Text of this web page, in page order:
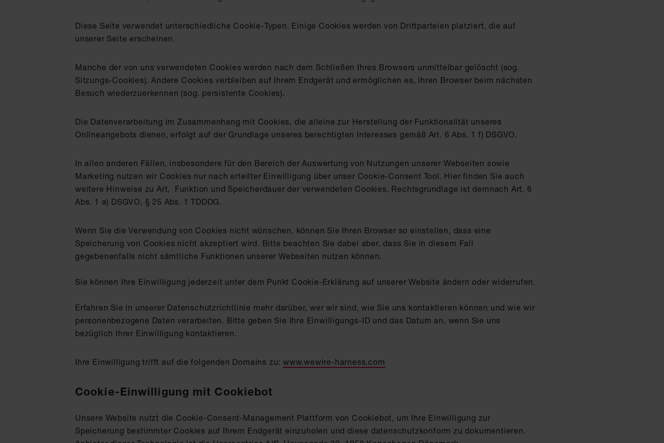
Diese Seite verwendet unterschiedliche Cookie-Typen. Einige Cookies werden von Drittparteien platziert, die auf
unserer Seite erscheinen.
Manche der von uns verwendeten Cookies werden nach dem Schließen Ihres Browsers unmittelbar gelöscht (sog.
Sitzungs-Cookies). Andere Cookies verbleiben auf Ihrem Endgerät und ermöglichen es, Ihren Browser beim nächsten
Besuch wiederzuerkennen (sog. persistente Cookies).
Die Datenverarbeitung im Zusammenhang mit Cookies, die alleine zur Herstellung der Funktionalität unseres
Onlineangebots dienen, erfolgt auf der Grundlage unseres berechtigten Interesses gemäß Art. 6 Abs. 1 f) DSGVO.
In allen anderen Fällen, insbesondere für den Bereich der Auswertung von Nutzungen unserer Webseiten sowie
Marketing nutzen wir Cookies nur nach erteilter Einwilligung über unser Cookie-Consent Tool. Hier finden Sie auch
weitere Hinweise zu Art, Funktion und Speicherdauer der verwendeten Cookies. Rechtsgrundlage ist demnach Art. 6
Abs. 1 a) DSGVO, § 25 Abs. 1 TDDDG.
Wenn Sie die Verwendung von Cookies nicht wünschen, können Sie Ihren Browser so einstellen, dass eine
Speicherung von Cookies nicht akzeptiert wird. Bitte beachten Sie dabei aber, dass Sie in diesem Fall
gegebenenfalls nicht sämtliche Funktionen unserer Webseiten nutzen können.
Sie können Ihre Einwilligung jederzeit unter dem Punkt Cookie-Erklärung auf unserer Website ändern oder widerrufen.
Erfahren Sie in unserer Datenschutzrichtlinie mehr darüber, wer wir sind, wie Sie uns kontaktieren können und wie wir
personenbezogene Daten verarbeiten. Bitte geben Sie Ihre Einwilligungs-ID und das Datum an, wenn Sie uns
bezüglich Ihrer Einwilligung kontaktieren.
Ihre Einwilligung trifft auf die folgenden Domains zu: www.wewire-harness.com
Cookie-Einwilligung mit Cookiebot
Unsere Website nutzt die Cookie-Consent-Management Plattform von Cookiebot, um Ihre Einwilligung zur
Speicherung bestimmter Cookies auf Ihrem Endgerät einzuholen und diese datenschutzkonform zu dokumentieren.